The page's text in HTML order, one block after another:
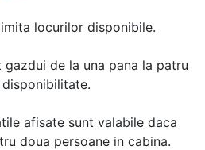
locurilor disponibile.
de la una pana la patru
afisate sunt valabile daca
doua persoane in cabina.